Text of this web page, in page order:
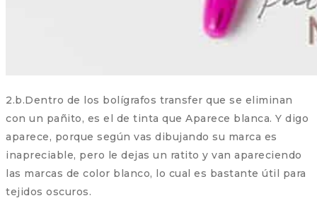
2.b.Dentro de los bolígrafos transfer que se eliminan
con un pañito, es el de tinta que Aparece blanca. Y digo
aparece, porque según vas dibujando su marca es
inapreciable, pero le dejas un ratito y van apareciendo
las marcas de color blanco, lo cual es bastante útil para
tejidos oscuros.